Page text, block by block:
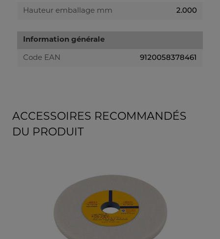
Hauteur emballage mm 2.000
Information générale
Code EAN 9120058378461
ACCESSOIRES RECOMMANDÉS
DU PRODUIT